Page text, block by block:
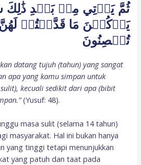
ثُمَّ يَأۡتِي مِنۢ بَعۡدِ
يَأۡكُلۡنَ مَا قَدَّمۡتُمۡ لَهُنَّ
تُحۡصِنُونَ
datang tujuh (tahun) yang sangat
apa yang kamu simpan untuk
kecuali sedikit dari apa (bibit
(Yusuf: 48).
masa sulit (selama 14 tahun)
masyarakat. Hal ini bukan hanya
yang tinggi tetapi menunjukkan
yang patuh dan taat pada